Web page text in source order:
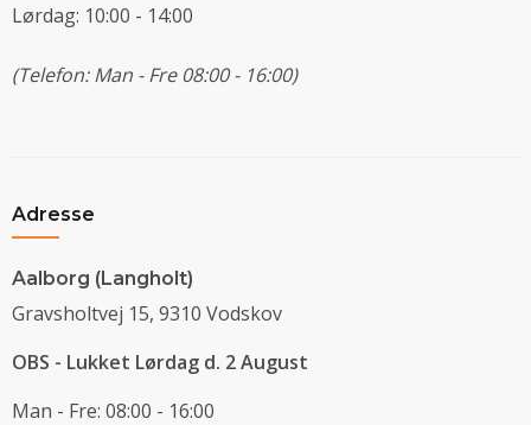
Lørdag: 10:00 - 14:00
(Telefon: Man - Fre 08:00 - 16:00)
Adresse
Aalborg (Langholt)
Gravsholtvej 15, 9310 Vodskov
OBS - Lukket Lørdag d. 2 August
Man - Fre: 08:00 - 16:00